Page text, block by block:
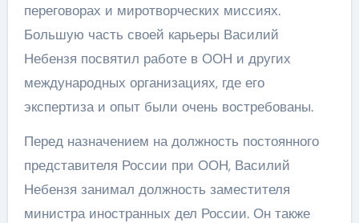
переговорах и миротворческих миссиях.
Большую часть своей карьеры Василий
Небензя посвятил работе в ООН и других
международных организациях, где его
экспертиза и опыт были очень востребованы.
Перед назначением на должность постоянного
представителя России при ООН, Василий
Небензя занимал должность заместителя
министра иностранных дел России. Он также